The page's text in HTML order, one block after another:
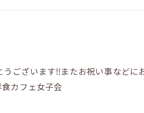
うございます‼️またお祝い事などに
カフェ女子会